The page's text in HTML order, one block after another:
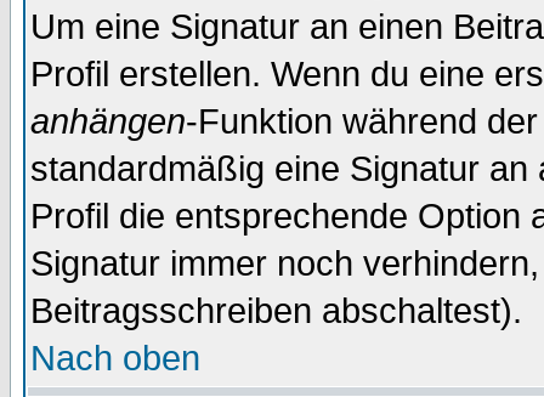
Um eine Signatur an einen
Profil erstellen. Wenn du eine
anhängen-Funktion während
standardmäßig eine Signatur
Profil die entsprechende Option
Signatur immer noch
Beitragsschreiben abschaltest).
Nach oben